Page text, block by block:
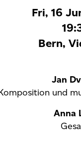
Fri, 16
Bern,
Jan
und
Anna